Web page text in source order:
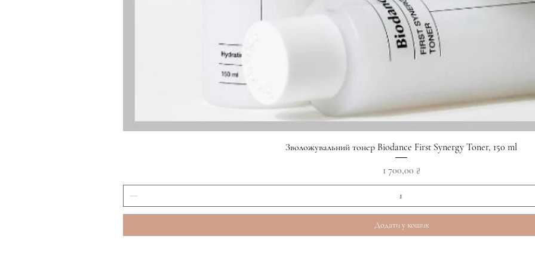
Швидкий перегляд
Зволожувальний тонер Biodance First Synergy Toner, 150 ml
Ціна
1 700,00 ₴
Додати у кошик